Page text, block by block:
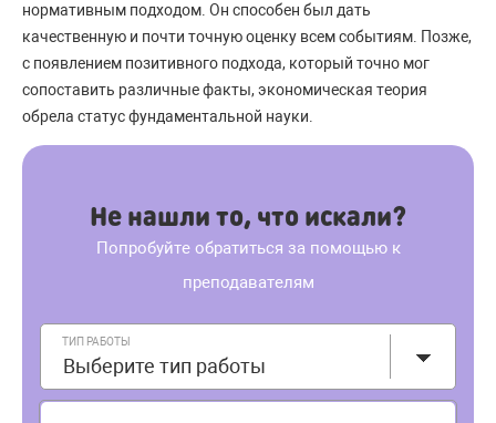
нормативным подходом. Он способен был дать
качественную и почти точную оценку всем событиям. Позже,
с появлением позитивного подхода, который точно мог
сопоставить различные факты, экономическая теория
обрела статус фундаментальной науки.
Не нашли то, что искали?
Попробуйте обратиться за помощью к
преподавателям
ТИП РАБОТЫ
Выберите тип работы